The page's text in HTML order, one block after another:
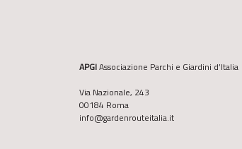
APGIAssociazione Parchi e Giardini d’Italia
Via Nazionale, 243
00184 Roma
info@gardenrouteitalia.it